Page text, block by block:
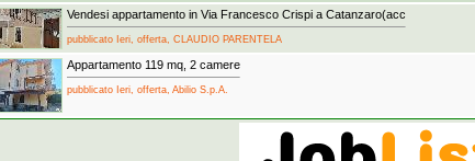
Vendesi appartamento in Via Francesco Crispi a Catanzaro(acc
pubblicato Ieri, offerta, CLAUDIO PARENTELA
Appartamento 119 mq, 2 camere
pubblicato Ieri, offerta, Abilio S.p.A.